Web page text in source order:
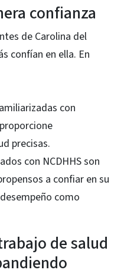
confianza
de Carolina del
confían en ella. En
con
precisas.
con NCDHHS son
a confiar en su
como
de salud